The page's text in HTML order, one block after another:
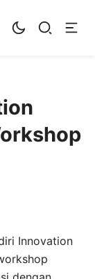
Innovation